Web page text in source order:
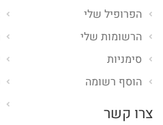
הפרופיל שלי
הרשומות שלי
סימניות
הוסף רשומה
צרו קשר